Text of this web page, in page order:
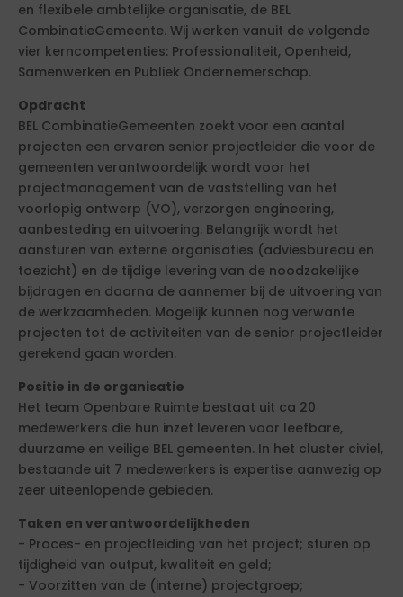
en flexibele ambtelijke organisatie, de BEL
CombinatieGemeente. Wij werken vanuit de volgende
vier kerncompetenties: Professionaliteit, Openheid,
Samenwerken en Publiek Ondernemerschap.
Opdracht
BEL CombinatieGemeenten zoekt voor een aantal
projecten een ervaren senior projectleider die voor de
gemeenten verantwoordelijk wordt voor het
projectmanagement van de vaststelling van het
voorlopig ontwerp (VO), verzorgen engineering,
aanbesteding en uitvoering. Belangrijk wordt het
aansturen van externe organisaties (adviesbureau en
toezicht) en de tijdige levering van de noodzakelijke
bijdragen en daarna de aannemer bij de uitvoering van
de werkzaamheden. Mogelijk kunnen nog verwante
projecten tot de activiteiten van de senior projectleider
gerekend gaan worden.
Positie in de organisatie
Het team Openbare Ruimte bestaat uit ca 20
medewerkers die hun inzet leveren voor leefbare,
duurzame en veilige BEL gemeenten. In het cluster civiel,
bestaande uit 7 medewerkers is expertise aanwezig op
zeer uiteenlopende gebieden.
Taken en verantwoordelijkheden
- Proces- en projectleiding van het project; sturen op
tijdigheid van output, kwaliteit en geld;
- Voorzitten van de (interne) projectgroep;